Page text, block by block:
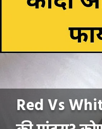
Red Vs